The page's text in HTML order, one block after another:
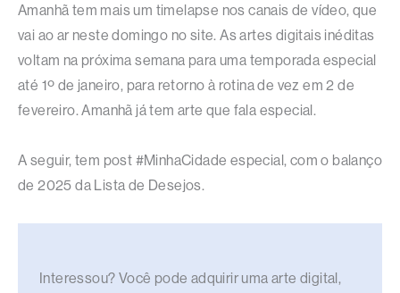
Amanhã tem mais um timelapse nos canais de vídeo, que
vai ao ar neste domingo no site. As artes digitais inéditas
voltam na próxima semana para uma temporada especial
até 1º de janeiro, para retorno à rotina de vez em 2 de
fevereiro. Amanhã já tem arte que fala especial.
A seguir, tem post #MinhaCidade especial, com o balanço
de 2025 da Lista de Desejos.
Interessou? Você pode adquirir uma arte digital,